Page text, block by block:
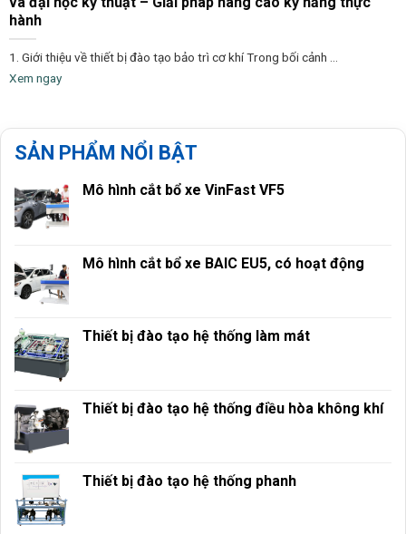
hành
1. Giới thiệu về thiết bị đào tạo bảo trì cơ khí Trong bối cảnh ...
Xem ngay
SẢN PHẨM NỔI BẬT
Mô hình cắt bổ xe VinFast VF5
Mô hình cắt bổ xe BAIC EU5, có hoạt động
Thiết bị đào tạo hệ thống làm mát
Thiết bị đào tạo hệ thống điều hòa không khí
Thiết bị đào tạo hệ thống phanh